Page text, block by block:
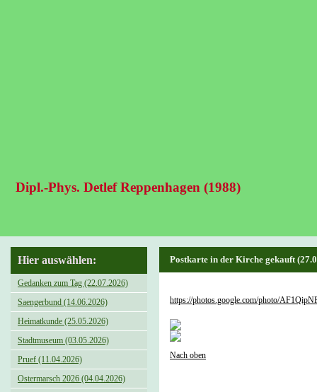
Dipl.-Phys. Detlef Reppenhagen (1988)
Hier auswählen:
Gedanken zum Tag (22.07.2026)
Saengerbund (14.06.2026)
Heimatkunde (25.05.2026)
Stadtmuseum (03.05.2026)
Pruef (11.04.2026)
Ostermarsch 2026 (04.04.2026)
Postkarte in der Kirche gekauft
https://photos.google.com/photo/
Nach oben